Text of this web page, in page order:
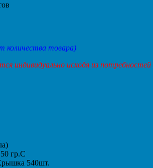
количества товара)
индивидуально исходя из потребностей
гр.С
540шт.